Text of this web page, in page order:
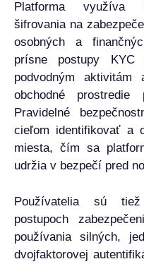
Platforma využíva
šifrovania na
osobných a
prísne postupy
podvodným
obchodné prostredie
Pravidelné
cieľom identifikovať a
miesta, čím sa
udržia v bezpečí pred
Používatelia sú
postupoch
používania silných,
dvojfaktorovej